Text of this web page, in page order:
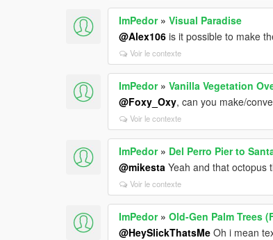
ImPedor»Visual Paradise
@Alex106 is it possible to make
Voir le contexte
ImPedor»Vanilla Vegetation
@Foxy_Oxy, can you make/
Voir le contexte
ImPedor» Del Perro Pier to
@mikesta Yeah and that octopus
Voir le contexte
ImPedor»Old-Gen Palm Trees
@HeySlickThatsMe Oh i mean